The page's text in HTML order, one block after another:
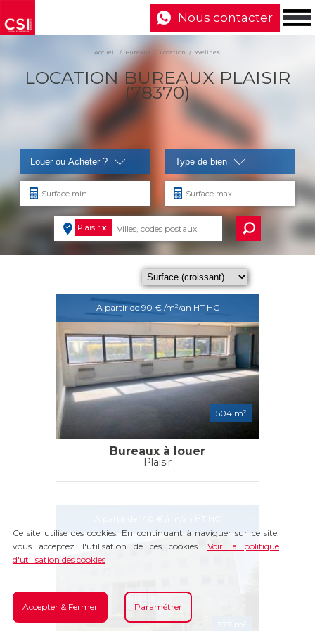
Nous contacter
Accueil Bureaux Location Yvelines
LOCATION BUREAUX PLAISIR
(78370)
Louer ou Acheter ? Type de bien
Plaisirx
A partir de 90 € /m²/an HT HC
504 m²
Bureaux à louer
Plaisir
Ce site utilise des cookies. En continuant à naviguer sur ce site,
vous acceptez l'utilisation de ces cookies. Voir la politique
d'utilisation des cookies
Accepter & Fermer Paramétrer